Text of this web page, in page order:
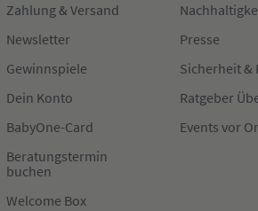
Zahlung & Versand
Newsletter
Gewinnspiele
Dein Konto
BabyOne-Card
Beratungstermin
buchen
Welcome Box
Presse
Sicherheit &
Ratgeber
Events vor